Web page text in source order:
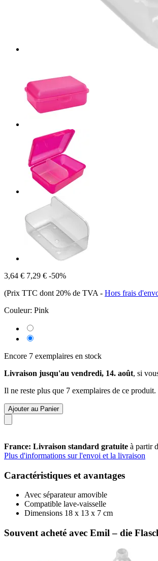
3,64 € 7,29 € -50%
(Prix TTC dont 20% de TVA - Hors frais
Couleur: Pink
Encore 7 exemplaires en stock
Livraison jusqu'au vendredi, 14. août, si
Il ne reste plus que 7 exemplaires de ce
Ajouter au Panier
France: Livraison standard gratuite à partir
Plus d'informations sur l'envoi et la livraison
Caractéristiques et avantages
Avec séparateur amovible
Compatible lave-vaisselle
Dimensions 18 x 13 x 7 cm
Souvent acheté avec Emil – die